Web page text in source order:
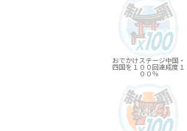
おでかけステージ中国・
四国を１００回達成度１
００％